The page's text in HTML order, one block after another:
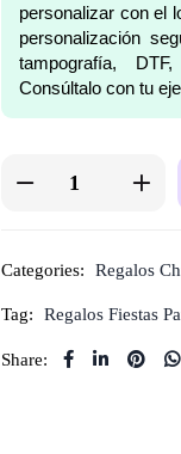
personalizar con el
personalización
tampografía,
Consúltalo con tu
Categories: Regalos
Tag: Regalos Fiestas
Share: